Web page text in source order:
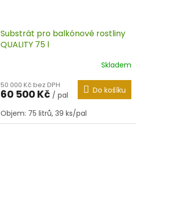
Substrát pro balkónové rostliny
QUALITY 75 l
Skladem
50 000 Kč bez DPH
60 500 Kč / pal Do košíku
Objem: 75 litrů, 39 ks/pal